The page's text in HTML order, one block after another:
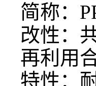
简称：
改性：
再利用
特性：